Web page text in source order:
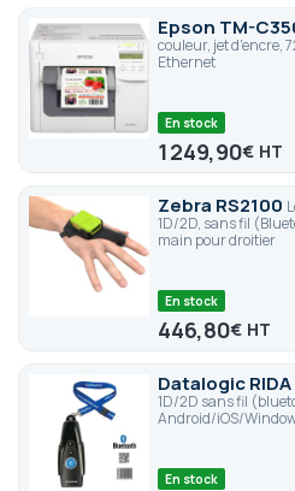
Epson TM-
couleur, jet d'encre,
Ethernet
En stock
1 249,90€
Zebra RS2100
1D/2D, sans fil
main pour droitier
En stock
446,80€
Datalogic
1D/2D sans fil
Android/iOS/
En stock